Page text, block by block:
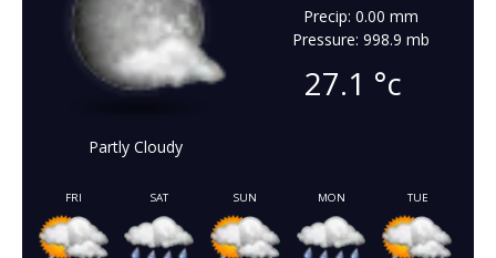
Partly Cloudy
Precip: 0.00 mm
Pressure: 998.9 mb
27.1 °c
FRI SAT SUN MON TUE